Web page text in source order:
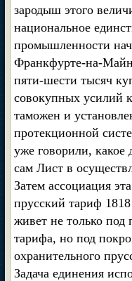
зародыш этого
национальное
промышленности
Франкфурте-на-
пяти-шести тысяч
совокупных усилий
таможен и
протекционной
уже говорили, какое
сам Лист в
Затем ассоциация
прусский тариф
живет не только под
тарифа, но под
охранительного
Задача единения